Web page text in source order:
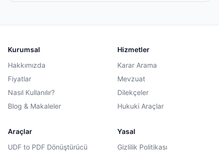
Kurumsal
Hakkımızda
Fiyatlar
Nasıl Kullanılır?
Blog & Makaleler
Hizmetler
Karar Arama
Mevzuat
Dilekçeler
Hukuki Araçlar
Araçlar
UDF to PDF Dönüştürücü
Yasal
Gizlilik Politikası